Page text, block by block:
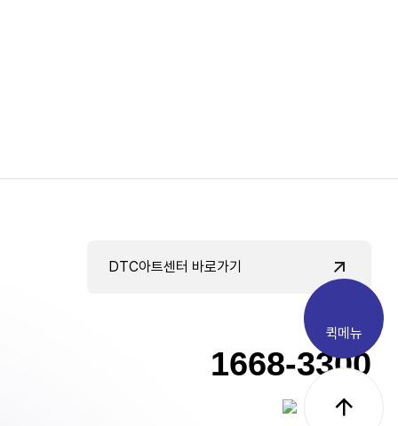
퀵메뉴
DTC아트센터 바로가기
Contact
1668-3300